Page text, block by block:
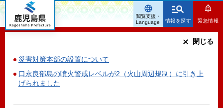
鹿児島県
情報を探す 緊急情報
災害対策本部の設置について
口永良部島の噴火警戒レベルが2（火山周辺規制）に引き上
げられました
閉じる
閲覧支援・
Language